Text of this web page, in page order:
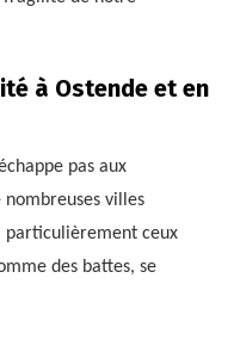
à Ostende et en
pas aux
villes
particulièrement ceux
des battes, se